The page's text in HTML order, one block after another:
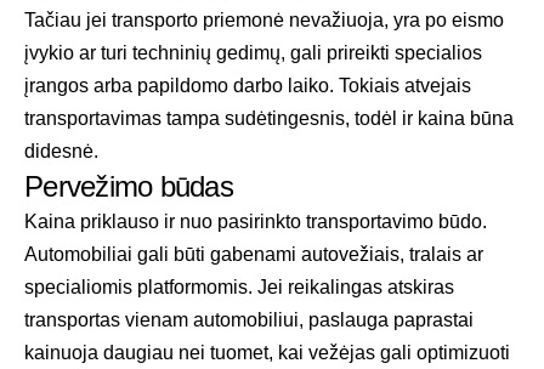
Tačiau jei transporto priemonė nevažiuoja, yra po eismo
įvykio ar turi techninių gedimų, gali prireikti specialios
įrangos arba papildomo darbo laiko. Tokiais atvejais
transportavimas tampa sudėtingesnis, todėl ir kaina būna
didesnė.
Pervežimo būdas
Kaina priklauso ir nuo pasirinkto transportavimo būdo.
Automobiliai gali būti gabenami autovežiais, tralais ar
specialiomis platformomis. Jei reikalingas atskiras
transportas vienam automobiliui, paslauga paprastai
kainuoja daugiau nei tuomet, kai vežėjas gali optimizuoti